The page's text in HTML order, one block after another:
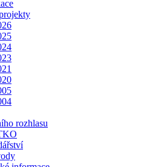
rozhlasu